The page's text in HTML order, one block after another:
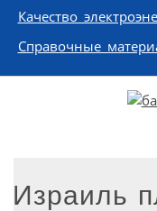
Качество
Справочные
Израиль